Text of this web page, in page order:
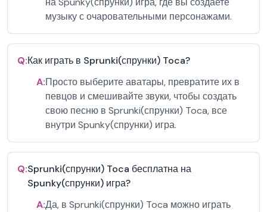
музыку с очаровательными персонажами.
Q:Как играть в Sprunki(спрунки) Toca?
A:Просто выберите аватары, превратите их в
певцов и смешивайте звуки, чтобы создать
свою песню в Sprunki(спрунки) Toca, все
внутри Spunky(спрунки) игра.
Q:Sprunki(спрунки) Toca бесплатна на
Spunky(спрунки) игра?
A:Да, в Sprunki(спрунки) Toca можно играть